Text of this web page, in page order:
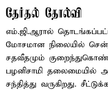
தேர்தல் தோல்வி
எம்.ஜி.ஆரால்
மோசமான நிலையில்
சதவீதமும்
பழனிசாமி தலைமையில்
சந்தித்து வருகிறது.